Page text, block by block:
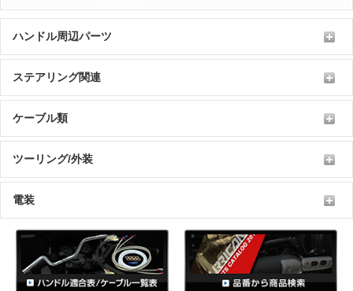
ハンドル周辺パーツ
ステアリング関連
ケーブル類
ツーリング/外装
電装